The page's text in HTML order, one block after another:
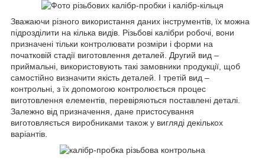
Зважаючи різного використання даних інструментів, їх можна
підрозділити на кілька видів. Різьбові калібри робочі, вони
призначені тільки контролювати розміри і форми на
початковій стадії виготовлення деталей. Другий вид –
приймальні, використовують такі замовники продукції, щоб
самостійно визначити якість деталей. І третій вид –
контрольні, з їх допомогою контролюється процес
виготовлення елементів, перевіряються поставлені деталі.
Залежно від призначення, дане пристосування
виготовляється виробниками також у вигляді декількох
варіантів.